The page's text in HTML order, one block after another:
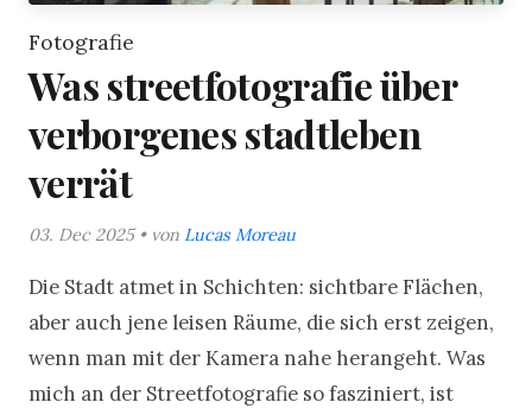
Fotografie
Was streetfotografie über
verborgenes stadtleben
verrät
03. Dec 2025 • von Lucas Moreau
Die Stadt atmet in Schichten: sichtbare Flächen,
aber auch jene leisen Räume, die sich erst zeigen,
wenn man mit der Kamera nahe herangeht. Was
mich an der Streetfotografie so fasziniert, ist